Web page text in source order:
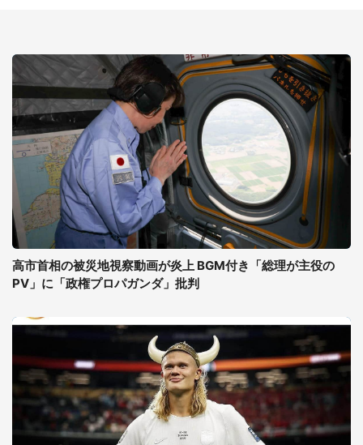
高市首相の被災地視察動画が炎上 BGM付き「総理が主役の
PV」に「政権プロパガンダ」批判